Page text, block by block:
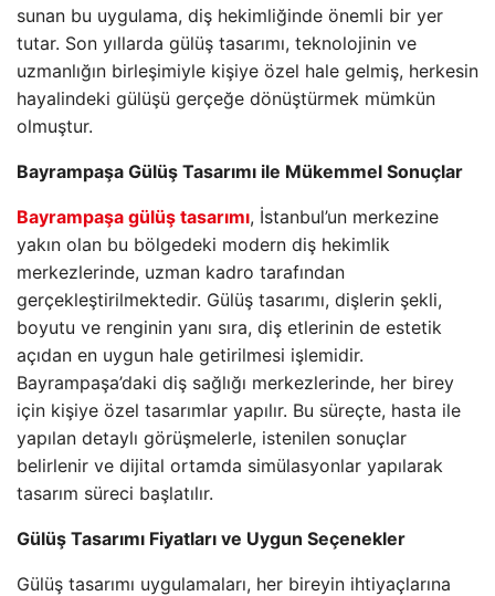
sunan bu uygulama, diş hekimliğinde önemli bir yer
tutar. Son yıllarda gülüş tasarımı, teknolojinin ve
uzmanlığın birleşimiyle kişiye özel hale gelmiş, herkesin
hayalindeki gülüşü gerçeğe dönüştürmek mümkün
olmuştur.
Bayrampaşa Gülüş Tasarımı ile Mükemmel Sonuçlar
Bayrampaşa gülüş tasarımı, İstanbul’un merkezine
yakın olan bu bölgedeki modern diş hekimlik
merkezlerinde, uzman kadro tarafından
gerçekleştirilmektedir. Gülüş tasarımı, dişlerin şekli,
boyutu ve renginin yanı sıra, diş etlerinin de estetik
açıdan en uygun hale getirilmesi işlemidir.
Bayrampaşa’daki diş sağlığı merkezlerinde, her birey
için kişiye özel tasarımlar yapılır. Bu süreçte, hasta ile
yapılan detaylı görüşmelerle, istenilen sonuçlar
belirlenir ve dijital ortamda simülasyonlar yapılarak
tasarım süreci başlatılır.
Gülüş Tasarımı Fiyatları ve Uygun Seçenekler
Gülüş tasarımı uygulamaları, her bireyin ihtiyaçlarına